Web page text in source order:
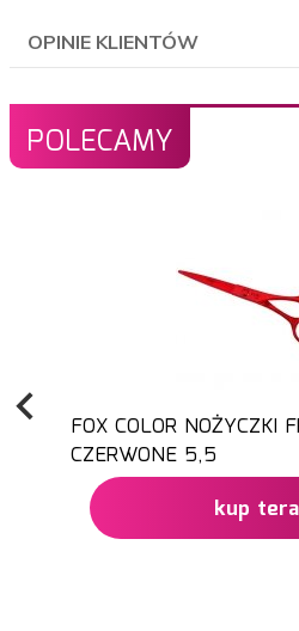
OPINIE KLIENTÓW
POLECAMY
FOX COLOR NOŻYCZKI
CZERWONE 5,5
kup